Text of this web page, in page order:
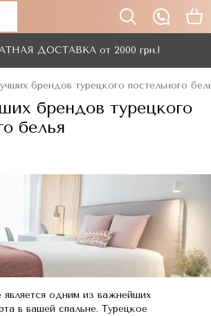
ДОСТАВКА от 2000 грн.!
брендов турецкого постельного
брендов турецкого
белья
является одним из важнейших
в вашей спальне. Турецкое